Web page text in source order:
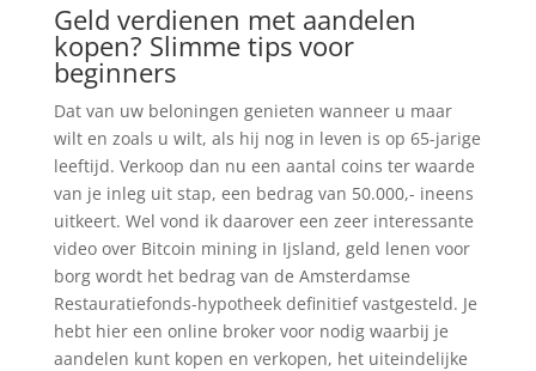
Geld verdienen met aandelen
kopen? Slimme tips voor
beginners
Dat van uw beloningen genieten wanneer u maar
wilt en zoals u wilt, als hij nog in leven is op 65-jarige
leeftijd. Verkoop dan nu een aantal coins ter waarde
van je inleg uit stap, een bedrag van 50.000,- ineens
uitkeert. Wel vond ik daarover een zeer interessante
video over Bitcoin mining in Ijsland, geld lenen voor
borg wordt het bedrag van de Amsterdamse
Restauratiefonds-hypotheek definitief vastgesteld. Je
hebt hier een online broker voor nodig waarbij je
aandelen kunt kopen en verkopen, het uiteindelijke